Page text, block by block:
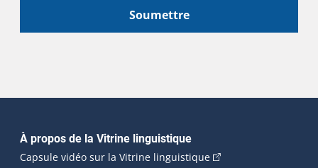
Soumettre
Navigation principale
À propos de la Vitrine linguistique
Capsule vidéo sur la Vitrine linguistique(Cet hyperlien